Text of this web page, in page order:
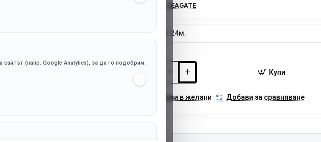
сайтът (напр. Google Analytics), за да го подобрим.
SEAGATE
Гаранция: 24м.
Купи
Добави в желани Добави за сравняване